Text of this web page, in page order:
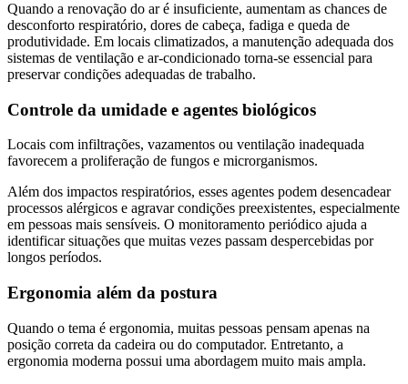
Quando a renovação do ar é insuficiente, aumentam as chances de
desconforto respiratório, dores de cabeça, fadiga e queda de
produtividade. Em locais climatizados, a manutenção adequada dos
sistemas de ventilação e ar-condicionado torna-se essencial para
preservar condições adequadas de trabalho.
Controle da umidade e agentes biológicos
Locais com infiltrações, vazamentos ou ventilação inadequada
favorecem a proliferação de fungos e microrganismos.
Além dos impactos respiratórios, esses agentes podem desencadear
processos alérgicos e agravar condições preexistentes, especialmente
em pessoas mais sensíveis. O monitoramento periódico ajuda a
identificar situações que muitas vezes passam despercebidas por
longos períodos.
Ergonomia além da postura
Quando o tema é ergonomia, muitas pessoas pensam apenas na
posição correta da cadeira ou do computador. Entretanto, a
ergonomia moderna possui uma abordagem muito mais ampla.